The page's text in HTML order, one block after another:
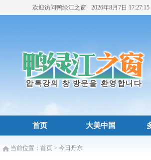
欢迎访问鸭绿江之窗 2026年8月7日 17:27:16
首页 大美中国
当前位置： 首页 > 今日丹东